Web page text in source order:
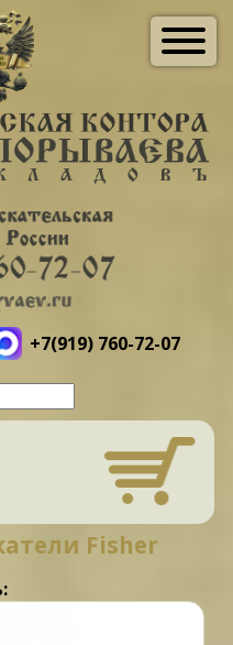
+7(919) 760-72-07
Fisher